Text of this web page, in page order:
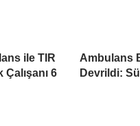
ile TIR
Çalışanı 6
Ambulans
Devrildi: